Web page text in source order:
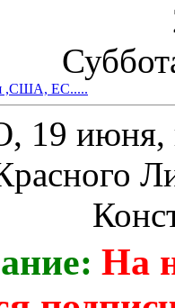
,США, ЕС.....
июня,
На